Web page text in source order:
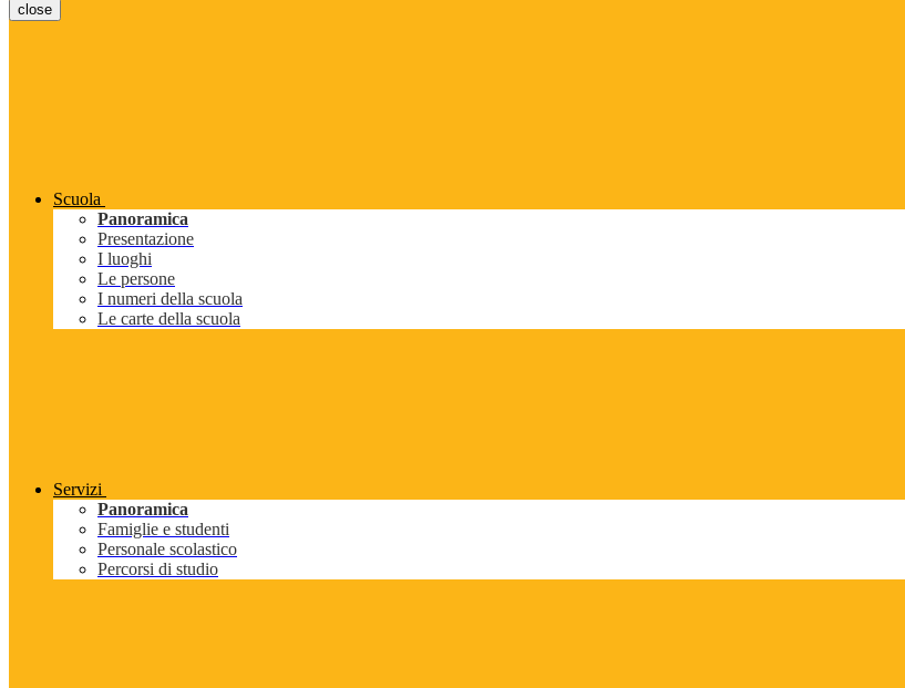
close
Scuola
Panoramica
Presentazione
I luoghi
Le persone
I numeri della scuola
Le carte della scuola
Servizi
Panoramica
Famiglie e studenti
Personale scolastico
Percorsi di studio